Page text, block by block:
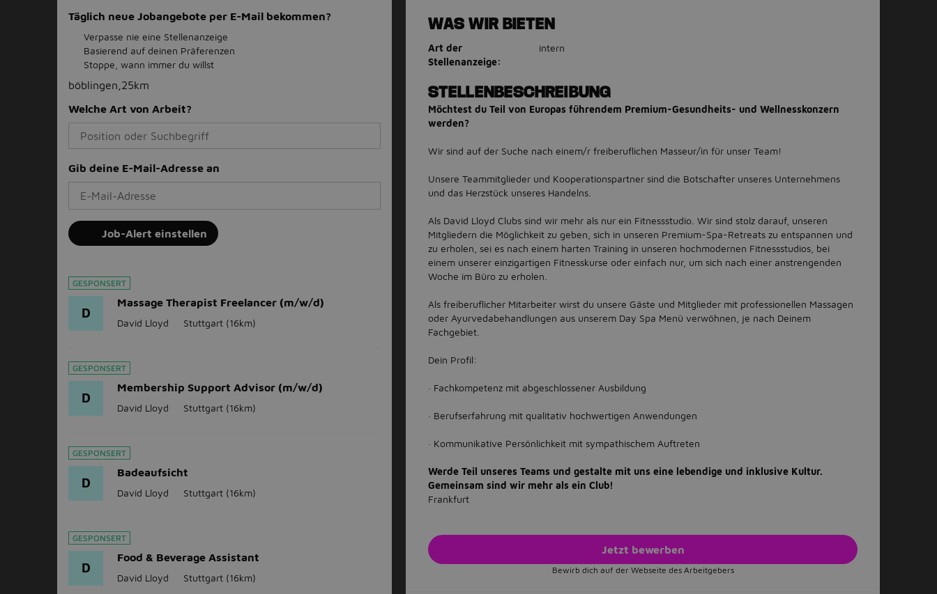
Täglich neue Jobangebote per E-Mail bekommen?
Verpasse nie eine Stellenanzeige
Basierend auf deinen Präferenzen
Stoppe, wann immer du willst
böblingen,25km
Welche Art von Arbeit?
Gib deine E-Mail-Adresse an
Job-Alert einstellen
GESPONSERT
D
Massage Therapist Freelancer (m/w/d)
David Lloyd Stuttgart (16km)
GESPONSERT
D
Membership Support Advisor (m/w/d)
David Lloyd Stuttgart (16km)
GESPONSERT
D
Badeaufsicht
David Lloyd Stuttgart (16km)
GESPONSERT
D
Food & Beverage Assistant
David Lloyd Stuttgart (16km)
WAS WIR BIETEN
Art der
Stellenanzeige:
intern
STELLENBESCHREIBUNG
Möchtest du Teil von Europas führendem Premium-Gesundheits- und Wellnesskonzern
werden?
Wir sind auf der Suche nach einem/r freiberuflichen Masseur/in für unser Team!
Unsere Teammitglieder und Kooperationspartner sind die Botschafter unseres Unternehmens
und das Herzstück unseres Handelns.
Als David Lloyd Clubs sind wir mehr als nur ein Fitnessstudio. Wir sind stolz darauf, unseren
Mitgliedern die Möglichkeit zu geben, sich in unseren Premium-Spa-Retreats zu entspannen und
zu erholen, sei es nach einem harten Training in unseren hochmodernen Fitnessstudios, bei
einem unserer einzigartigen Fitnesskurse oder einfach nur, um sich nach einer anstrengenden
Woche im Büro zu erholen.
Als freiberuflicher Mitarbeiter wirst du unsere Gäste und Mitglieder mit professionellen Massagen
oder Ayurvedabehandlungen aus unserem Day Spa Menü verwöhnen, je nach Deinem
Fachgebiet.
Dein Profil:
· Fachkompetenz mit abgeschlossener Ausbildung
· Berufserfahrung mit qualitativ hochwertigen Anwendungen
· Kommunikative Persönlichkeit mit sympathischem Auftreten
Werde Teil unseres Teams und gestalte mit uns eine lebendige und inklusive Kultur.
Gemeinsam sind wir mehr als ein Club!
Frankfurt
Jetzt bewerben
Bewirb dich auf der Webseite des Arbeitgebers